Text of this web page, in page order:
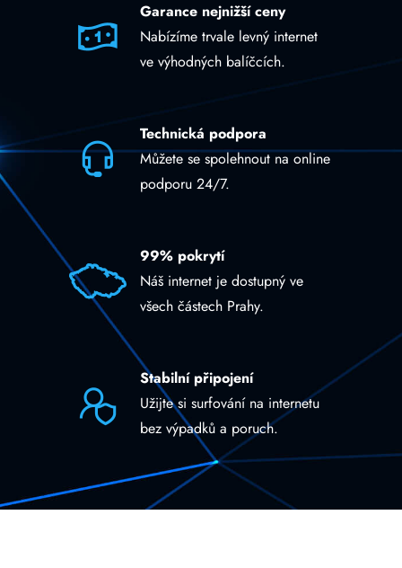
Garance nejnižší ceny
Nabízíme trvale levný internet
ve výhodných balíčcích.
Technická podpora
Můžete se spolehnout na online
podporu 24/7.
99% pokrytí
Náš internet je dostupný ve
všech částech Prahy.
Stabilní připojení
Užijte si surfování na internetu
bez výpadků a poruch.